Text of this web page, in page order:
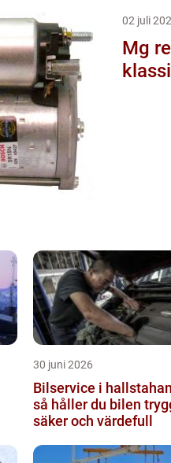
02 juli
Mg
30 juni 2026
Bilservice i
så håller du bilen
säker och värdefull